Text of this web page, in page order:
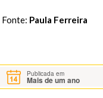
Fonte: Paula Ferreira
Publicada em
Mais de um ano